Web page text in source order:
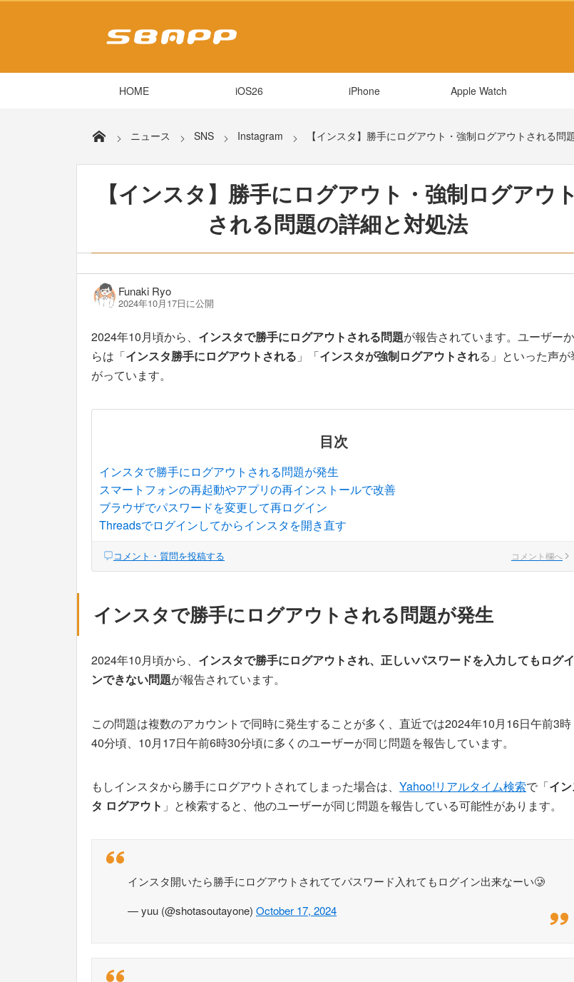
HOME iOS26 iPhone Apple Watch
ニュース SNS Instagram 【インスタ】勝手にログアウト・強制ログアウトされる問
【インスタ】勝手にログアウト・強制ログアウト
される問題の詳細と対処法
Funaki Ryo
2024年10月17日に公開
2024年10月頃から、 インスタで勝手にログアウトされる問題が報告されています。ユーザーか
らは「インスタ勝手にログアウトされる 」「インスタが強制ログアウトされる」といった声が
がっています。
目次
インスタで勝手にログアウトされる問題が発生
スマートフォンの再起動やアプリの再インストールで改善
ブラウザでパスワードを変更して再ログイン
Threadsでログインしてからインスタを開き直す
コメント・質問を投稿する コメント欄へ
インスタで勝手にログアウトされる問題が発生
2024年10月頃から、 インスタで勝手にログアウトされ、正しいパスワードを入力してもログイ
ンできない問題が報告されています。
この問題は複数のアカウントで同時に発生することが多く、直近では2024年10月16日午前3時
40分頃、10月17日午前6時30分頃に多くのユーザーが同じ問題を報告しています。
もしインスタから勝手にログアウトされてしまった場合は、 Yahoo!リアルタイム検索で「イ
タ ログアウト 」と検索すると、他のユーザーが同じ問題を報告している可能性があります。
インスタ開いたら勝手にログアウトされててパスワード入れてもログイン出来なーい🥲︎
— yuu (@shotasoutayone) October 17, 2024